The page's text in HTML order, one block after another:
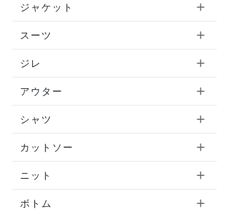
ジャケット
スーツ
ジレ
アウター
シャツ
カットソー
ニット
ボトム